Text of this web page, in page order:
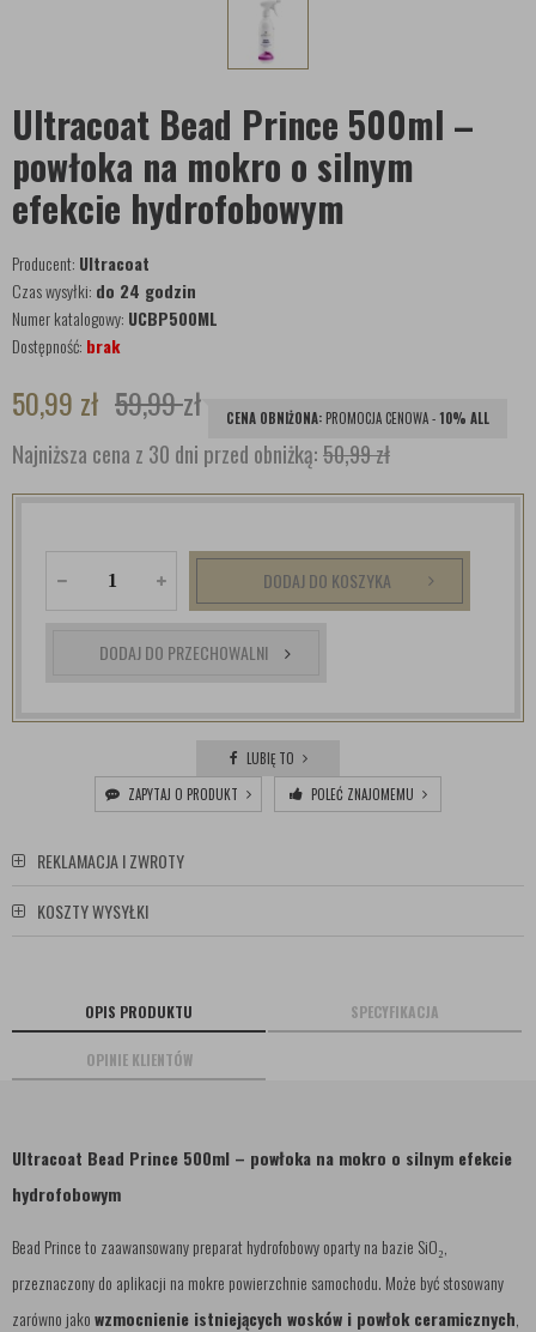
Ultracoat Bead Prince 500ml –
powłoka na mokro o silnym
efekcie hydrofobowym
Producent: Ultracoat
Czas wysyłki: do 24 godzin
Numer katalogowy: UCBP500ML
Dostępność: brak
50,99 zł 59,99zł CENA OBNIŻONA: PROMOCJA CENOWA -10% ALL
Najniższa cena z 30 dni przed obniżką:50,99 zł
DODAJ DO KOSZYKA
DODAJ DO PRZECHOWALNI
LUBIĘ TO
ZAPYTAJ O PRODUKT
POLEĆ ZNAJOMEMU
REKLAMACJA I ZWROTY
KOSZTY WYSYŁKI
OPIS PRODUKTU SPECYFIKACJA
OPINIE KLIENTÓW
Ultracoat Bead Prince 500ml – powłoka na mokro o silnym efekcie
hydrofobowym
Bead Prince to zaawansowany preparat hydrofobowy oparty na bazie SiO₂,
przeznaczony do aplikacji na mokre powierzchnie samochodu. Może być stosowany
zarówno jakowzmocnienie istniejących wosków i powłok ceramicznych